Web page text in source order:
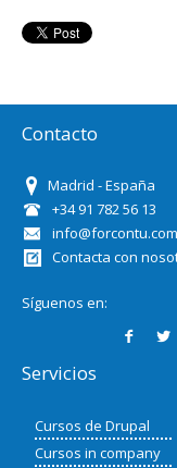
Contacto
Madrid - España
+34 91 782 56 13
info@forcontu.com
Contacta con
Síguenos en:
Servicios
Cursos de Drupal
Cursos in company